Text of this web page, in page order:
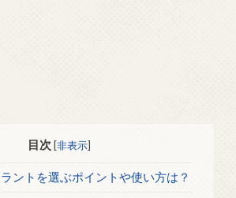
目次 [非表示]
ントを選ぶポイントや使い方は？